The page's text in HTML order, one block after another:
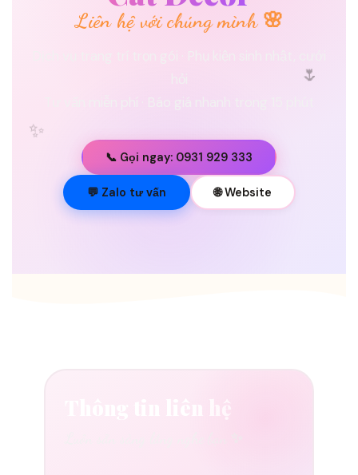
✨
🌷
💐
Liên hệ với chúng mình 🌸
📞 Gọi ngay: 0931 929 333
💬 Zalo tư vấn 🌐 Website
Thông tin liên hệ